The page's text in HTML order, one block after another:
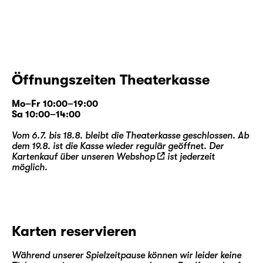
geformt haben? Welche Denkweisen,
Geschlechterkonstrukte prägen die
wissenschaftliche Wahrnehmung unserer
evolutionären Herkunft? Warum fehlt die
Evolution des weiblichen Körpers in vielen
Erzählungen? Wie kam es zum ersten Uterus,
Eva Meyer-Keller ist eine Berliner
Choreographin, deren Arbeitsweise von einer
Öffnungszeiten Theaterkasse
Mo–Fr 10:00–19:00
Sa 10:00–14:00
Vom 6.7. bis 18.8. bleibt die Theaterkasse geschlossen. Ab
dem 19.8. ist die Kasse wieder regulär geöffnet. Der
Kartenkauf über unseren Webshop
ist jederzeit
möglich.
Karten reservieren
Während unserer Spielzeitpause können wir leider keine